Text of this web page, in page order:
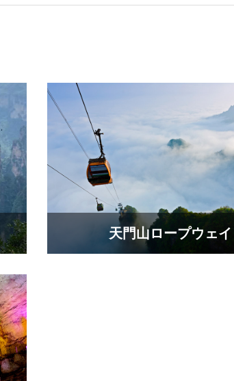
天門山ロープウェイ